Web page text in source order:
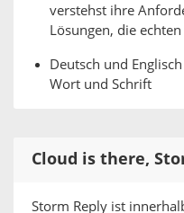
verstehst ihre
Lösungen, die
Deutsch und
Wort und Schrift
Cloud is there,
Storm Reply ist